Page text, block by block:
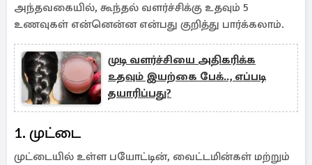
அந்தவகையில், கூந்தல் வளர்ச்சிக்கு உதவும் 5
உணவுகள் என்னென்ன என்பது குறித்து பார்க்கலாம்.
முடி வளர்ச்சியை அதிகரிக்க
உதவும் இயற்கை பேக்.., எப்படி
தயாரிப்பது?
1. முட்டை
முட்டையில் உள்ள பயோட்டின், வைட்டமின்கள் மற்றும்